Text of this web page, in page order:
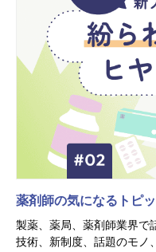
薬剤師の気になるトピ
製薬、薬局、薬剤師業界で
技術、新制度、話題のモノ